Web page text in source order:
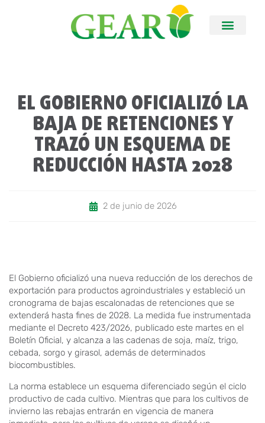
EL GOBIERNO OFICIALIZÓ LA
BAJA DE RETENCIONES Y
TRAZÓ UN ESQUEMA DE
REDUCCIÓN HASTA 2028
2 de junio de 2026
El Gobierno oficializó una nueva reducción de los derechos de
exportación para productos agroindustriales y estableció un
cronograma de bajas escalonadas de retenciones que se
extenderá hasta fines de 2028. La medida fue instrumentada
mediante el Decreto 423/2026, publicado este martes en el
Boletín Oficial, y alcanza a las cadenas de soja, maíz, trigo,
cebada, sorgo y girasol, además de determinados
biocombustibles.
La norma establece un esquema diferenciado según el ciclo
productivo de cada cultivo. Mientras que para los cultivos de
invierno las rebajas entrarán en vigencia de manera